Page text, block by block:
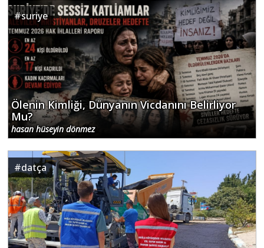
#suriye
Ölenin Kimliği, Dünyanın Vicdanını Belirliyor
Mu?
hasan hüseyin dönmez
#datça